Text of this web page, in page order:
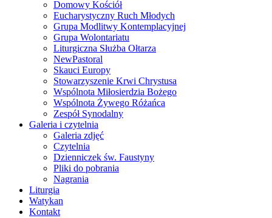
Domowy Kościół
Eucharystyczny Ruch Młodych
Grupa Modlitwy Kontemplacyjnej
Grupa Wolontariatu
Liturgiczna Służba Ołtarza
NewPastoral
Skauci Europy
Stowarzyszenie Krwi Chrystusa
Wspólnota Miłosierdzia Bożego
Wspólnota Żywego Różańca
Zespół Synodalny
Galeria i czytelnia
Galeria zdjęć
Czytelnia
Dzienniczek św. Faustyny
Pliki do pobrania
Nagrania
Liturgia
Watykan
Kontakt